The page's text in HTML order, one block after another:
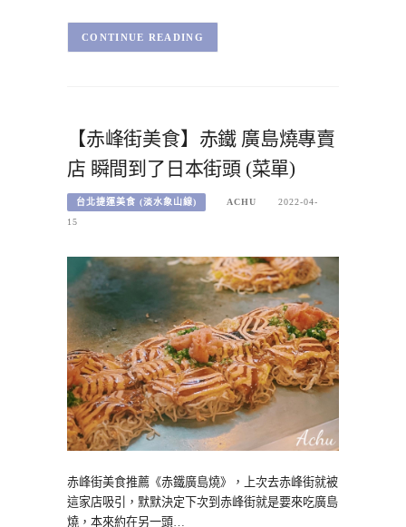
CONTINUE READING
【赤峰街美食】赤鐵 廣島燒專賣
店 瞬間到了日本街頭 (菜單)
台北捷運美食 (淡水象山線) ACHU
2022-04-
15
赤峰街美食推薦《赤鐵廣島燒》，上次去赤峰街就被
這家店吸引，默默決定下次到赤峰街就是要來吃廣島
燒，本來約在另一頭…